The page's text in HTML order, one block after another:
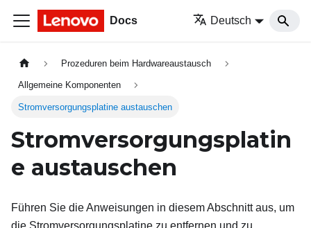
Docs Deutsch
Prozeduren beim Hardwareaustausch
Allgemeine Komponenten
Stromversorgungsplatine austauschen
Stromversorgungsplatin
e austauschen
Führen Sie die Anweisungen in diesem Abschnitt aus, um